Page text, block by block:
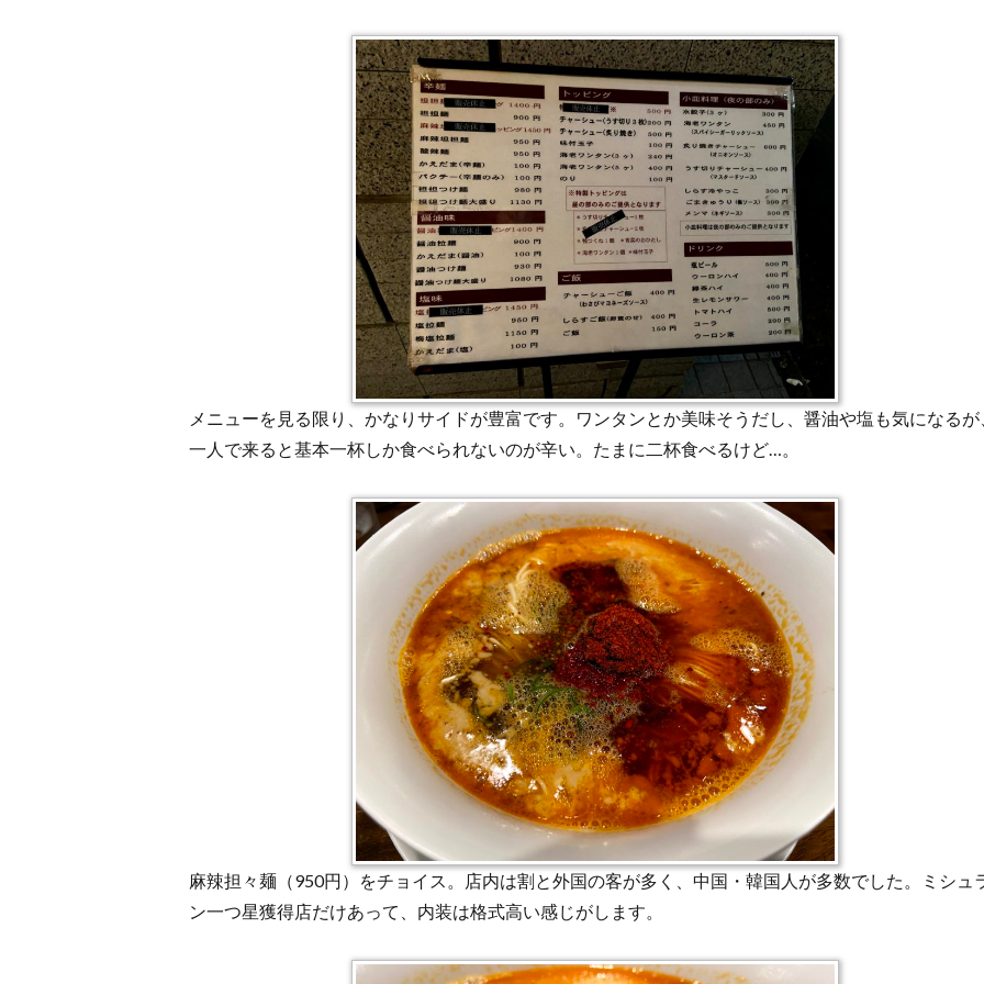
メニューを見る限り、かなりサイドが豊富です。ワンタンとか美味そうだし、醤油や塩も気になるが
一人で来ると基本一杯しか食べられないのが辛い。たまに二杯食べるけど…。
麻辣担々麺（950円）をチョイス。店内は割と外国の客が多く、中国・韓国人が多数でした。ミシュ
ン一つ星獲得店だけあって、内装は格式高い感じがします。